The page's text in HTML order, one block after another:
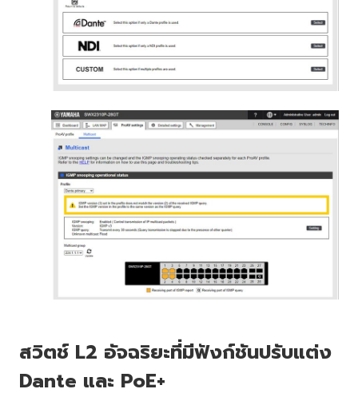
สวิตช์ L2 อัจฉริยะที่มีฟังก์ชันปรับแต่ง
Dante และ PoE+